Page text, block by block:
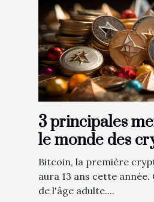
3 principales
le monde des
monnaies
Bitcoin, la première
aura 13 ans cette
de l'âge adulte....